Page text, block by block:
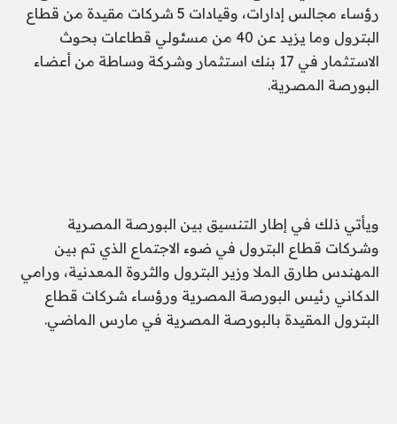
رؤساء مجالس إدارات، وقيادات 5 شركات مقيدة من قطاع
البترول وما يزيد عن 40 من مسئولي قطاعات بحوث
الاستثمار في 17 بنك استثمار وشركة وساطة من أعضاء
البورصة المصرية.
ويأتي ذلك في إطار التنسيق بين البورصة المصرية
وشركات قطاع البترول في ضوء الاجتماع الذي تم بين
المهندس طارق الملا وزير البترول والثروة المعدنية، ورامي
الدكاني رئيس البورصة المصرية ورؤساء شركات قطاع
البترول المقيدة بالبورصة المصرية في مارس الماضي.